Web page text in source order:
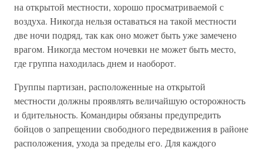
на открытой местности, хорошо просматриваемой с
воздуха. Никогда нельзя оставаться на такой местности
две ночи подряд, так как оно может быть уже замечено
врагом. Никогда местом ночевки не может быть место,
где группа находилась днем и наоборот.
Группы партизан, расположенные на открытой
местности должны проявлять величайшую осторожность
и бдительность. Командиры обязаны предупредить
бойцов о запрещении свободного передвижения в районе
расположения, ухода за пределы его. Для каждого